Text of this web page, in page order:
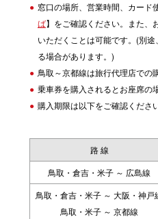
窓口の場所、営業時間、カード
ば】をご確認ください。また、
いただくことは可能です。(別
る場合があります。)
鳥取～京都線は旅行代理店での
乗車券を購入されるとお座席の
購入期限は以下をご確認ください
路 線
鳥取・倉吉・米子 ～ 広島線
鳥取・倉吉・米子 ～ 大阪・神戸
鳥取・米子 ～ 京都線